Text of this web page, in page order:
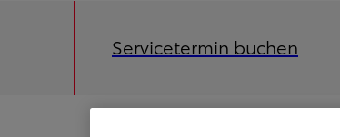
Servicetermin buchen